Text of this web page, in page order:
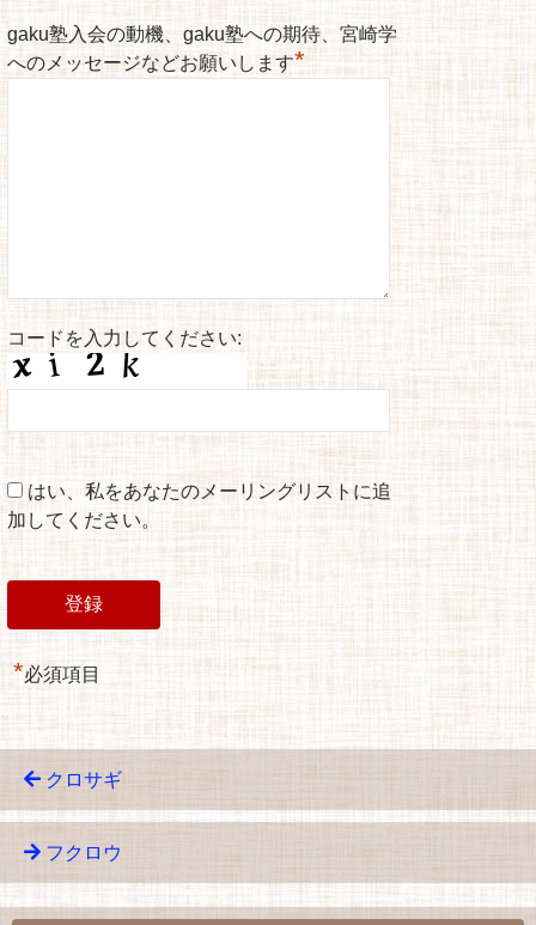
gaku塾入会の動機、gaku塾への期待、宮崎学
へのメッセージなどお願いします*
コードを入力してください:
はい、私をあなたのメーリングリストに追
加してください。
*必須項目
クロサギ
フクロウ